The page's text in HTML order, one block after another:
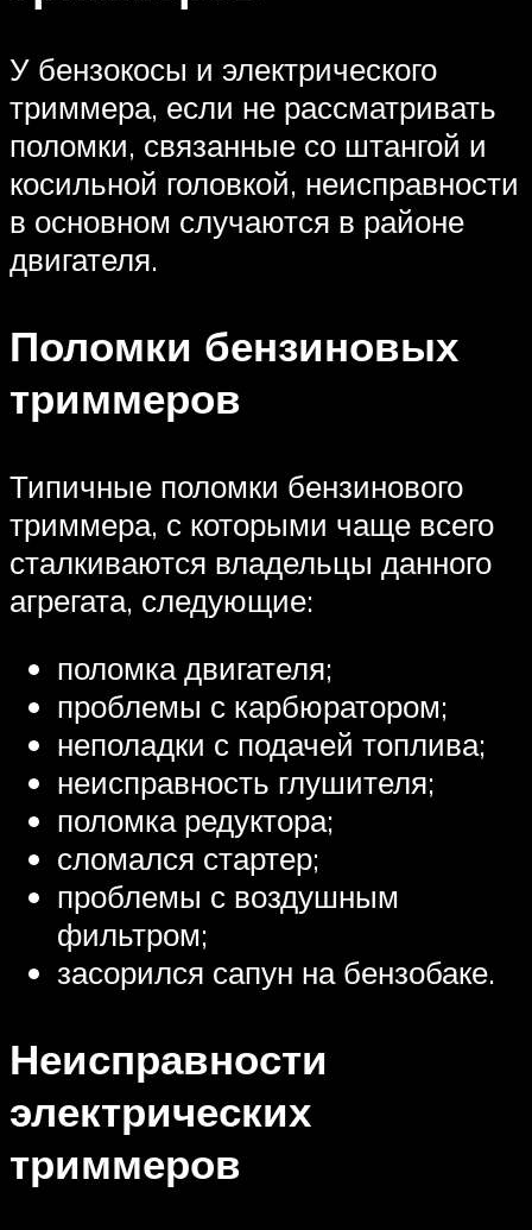
У бензокосы и электрического
триммера, если не рассматривать
поломки, связанные со штангой и
косильной головкой, неисправности
в основном случаются в районе
двигателя.
Поломки бензиновых
триммеров
Типичные поломки бензинового
триммера, с которыми чаще всего
сталкиваются владельцы данного
агрегата, следующие:
поломка двигателя;
проблемы с карбюратором;
неполадки с подачей топлива;
неисправность глушителя;
поломка редуктора;
сломался стартер;
проблемы с воздушным
фильтром;
засорился сапун на бензобаке.
Неисправности
электрических
триммеров